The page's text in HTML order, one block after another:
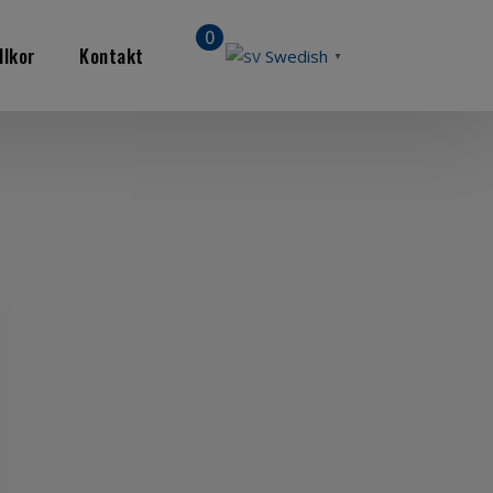
Kontakt
0
Swedish ▼